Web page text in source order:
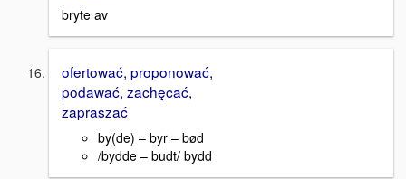
bryte av
ofertować, proponować,
podawać, zachęcać,
zapraszać
by(de) – byr – bød
/bydde – budt/ bydd